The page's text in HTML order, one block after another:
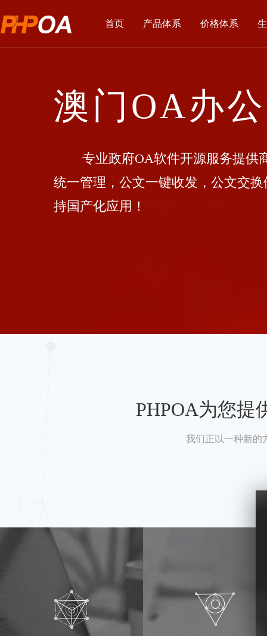
首页 产品体系 价格体系
澳门OA办
专业政府OA软件开源服务提供商
统一管理，公文一键收发，公文交
持国产化应用！
PHPOA为您提
我们正以一种新的